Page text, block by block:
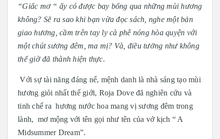
“Giấc mơ “ ấy có được bay bổng qua những mùi hương
không? Sẽ ra sao khi bạn vừa đọc sách, nghe một bản
giao hương, cầm trên tay ly cà phê nóng hòa quyện với
một chút sương đêm, ma mị? Và, điều tưởng như không
thể giờ đã thành hiện thực.
Với sự tài năng đáng nể, mệnh danh là nhà sáng tạo mùi
hương giỏi nhất thế giới, Roja Dove đã nghiên cứu và
tinh chế ra hương nước hoa mang vị sương đêm trong
lành, mơ mộng với tên gọi như tên của vở kịch “ A
Midsummer Dream”.